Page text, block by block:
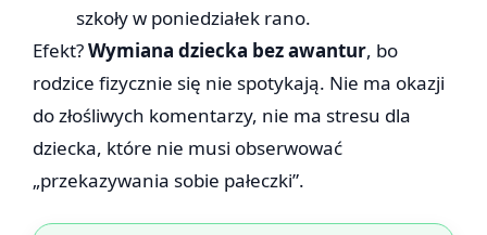
szkoły w poniedziałek rano.
Efekt?Wymiana dziecka bez awantur, bo
rodzice fizycznie się nie spotykają. Nie ma okazji
do złośliwych komentarzy, nie ma stresu dla
dziecka, które nie musi obserwować
„przekazywania sobie pałeczki”.